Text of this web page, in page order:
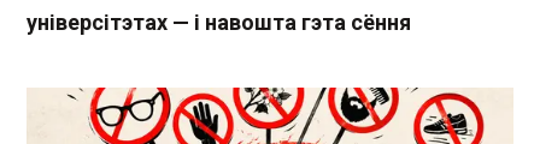
універсітэтах — і навошта гэта сёння